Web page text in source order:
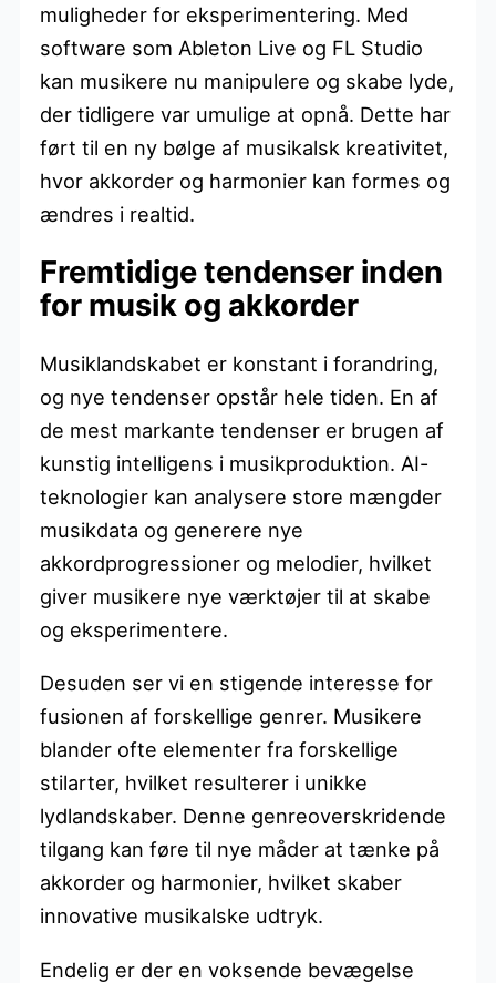
muligheder for eksperimentering. Med
software som Ableton Live og FL Studio
kan musikere nu manipulere og skabe lyde,
der tidligere var umulige at opnå. Dette har
ført til en ny bølge af musikalsk kreativitet,
hvor akkorder og harmonier kan formes og
ændres i realtid.
Fremtidige tendenser inden
for musik og akkorder
Musiklandskabet er konstant i forandring,
og nye tendenser opstår hele tiden. En af
de mest markante tendenser er brugen af
kunstig intelligens i musikproduktion. AI-
teknologier kan analysere store mængder
musikdata og generere nye
akkordprogressioner og melodier, hvilket
giver musikere nye værktøjer til at skabe
og eksperimentere.
Desuden ser vi en stigende interesse for
fusionen af forskellige genrer. Musikere
blander ofte elementer fra forskellige
stilarter, hvilket resulterer i unikke
lydlandskaber. Denne genreoverskridende
tilgang kan føre til nye måder at tænke på
akkorder og harmonier, hvilket skaber
innovative musikalske udtryk.
Endelig er der en voksende bevægelse